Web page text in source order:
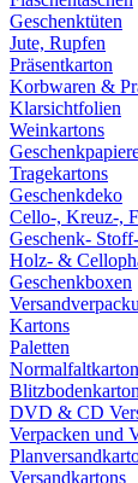
Geschenktüten
Jute, Rupfen
Präsentkarton
Korbwaren &
Klarsichtfolien
Weinkartons
Tragekartons
Geschenkdeko
Cello-, Kreuz-,
Geschenk-
Holz- &
Geschenkboxen
Kartons
Paletten
DVD & CD
Verpacken und
Versandkartons